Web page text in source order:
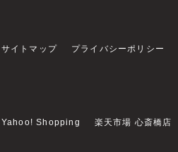
サイトマップ プライバシーポリシー
Yahoo! Shopping 楽天市場 心斎橋店